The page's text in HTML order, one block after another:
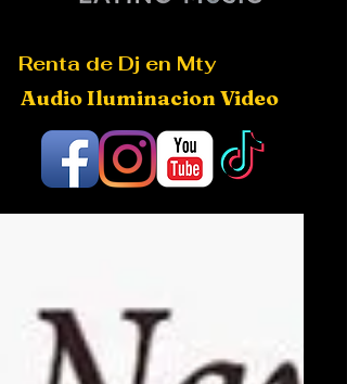
Renta de Dj en Mty
Audio Iluminacion Video